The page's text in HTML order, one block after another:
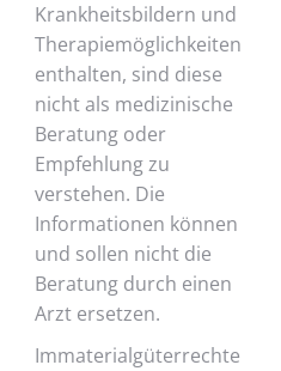
Krankheitsbildern und
Therapiemöglichkeiten
enthalten, sind diese
nicht als medizinische
Beratung oder
Empfehlung zu
verstehen. Die
Informationen können
und sollen nicht die
Beratung durch einen
Arzt ersetzen.
Immaterialgüterrechte